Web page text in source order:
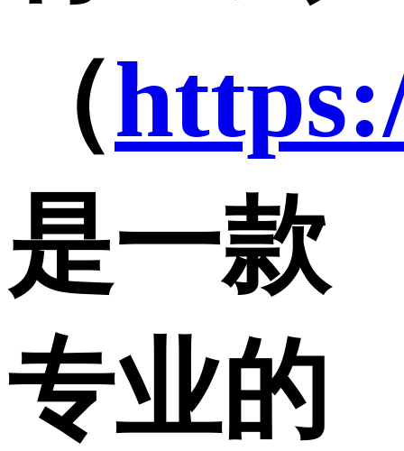
（
是一款
专业的